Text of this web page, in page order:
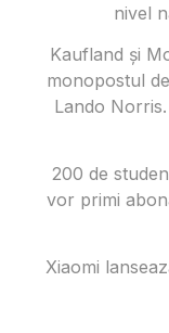
nivel
Kaufland și
monopostul
Lando
200 de
vor primi
Xiaomi